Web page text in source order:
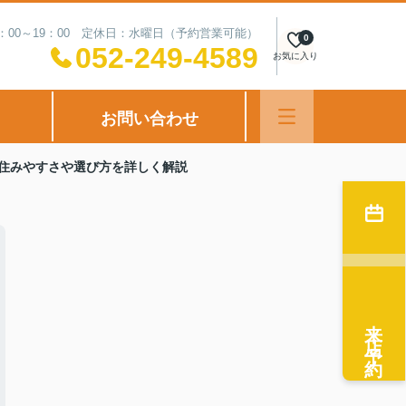
00～19：00 定休日：水曜日（予約営業可能）
052-249-4589 お気に入り
0
お問い合わせ
みやすさや選び方を詳しく解説
来店予約